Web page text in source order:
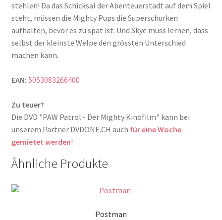
stehlen! Da das Schicksal der Abenteuerstadt auf dem Spiel
steht, müssen die Mighty Pups die Superschurken
aufhalten, bevor es zu spät ist. Und Skye muss lernen, dass
selbst der kleinste Welpe den grössten Unterschied
machen kann.
EAN: 5053083266400
Zu teuer?
Die DVD "PAW Patrol - Der Mighty Kinofilm" kann bei
unserem Partner DVDONE.CH auch für eine Woche
gemietet werden!
Ähnliche Produkte
Postman